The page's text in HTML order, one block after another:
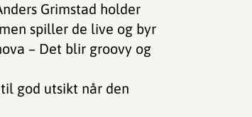
Grimstad holder
spiller de live og byr
– Det blir groovy og
god utsikt når den